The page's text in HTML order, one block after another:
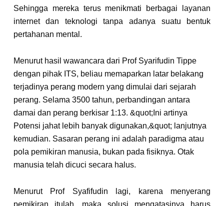
Sehingga mereka terus menikmati berbagai layanan
internet dan teknologi tanpa adanya suatu bentuk
pertahanan mental.
Menurut hasil wawancara dari Prof Syarifudin Tippe
dengan pihak ITS, beliau memaparkan latar belakang
terjadinya perang modern yang dimulai dari sejarah
perang. Selama 3500 tahun, perbandingan antara
damai dan perang berkisar 1:13. &quot;Ini artinya
Potensi jahat lebih banyak digunakan,&quot; lanjutnya
kemudian. Sasaran perang ini adalah paradigma atau
pola pemikiran manusia, bukan pada fisiknya. Otak
manusia telah dicuci secara halus.
Menurut Prof Syafifudin lagi, karena menyerang
pemikiran itulah, maka solusi mengatasinya harus